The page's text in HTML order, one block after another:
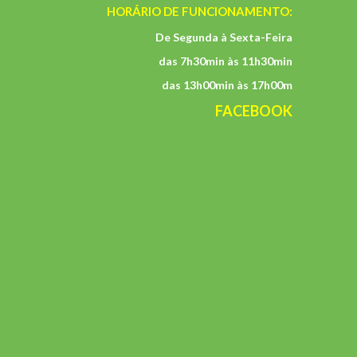
HORÁRIO DE FUNCIONAMENTO:
De Segunda à Sexta-Feira
das 7h30min às 11h30min
das 13h00min às 17h00m
FACEBOOK